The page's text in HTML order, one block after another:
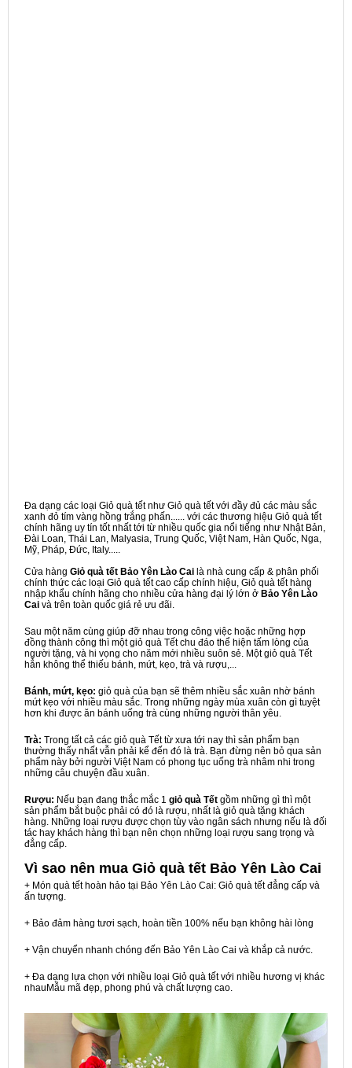
Đa dạng các loại Giỏ quà tết như Giỏ quà tết với đầy đủ các màu sắc
xanh đỏ tím vàng hồng trắng phấn...... với các thương hiệu Giỏ quà tết
chính hãng uy tín tốt nhất tới từ nhiều quốc gia nổi tiếng như Nhật Bản,
Đài Loan, Thái Lan, Malyasia, Trung Quốc, Việt Nam, Hàn Quốc, Nga,
Mỹ, Pháp, Đức, Italy.....
Cửa hàng Giỏ quà tết Bảo Yên Lào Cai là nhà cung cấp & phân phối
chính thức các loại Giỏ quà tết cao cấp chính hiệu, Giỏ quà tết hàng
nhập khẩu chính hãng cho nhiều cửa hàng đại lý lớn ở Bảo Yên Lào
Cai và trên toàn quốc giá rẻ ưu đãi.
Sau một năm cùng giúp đỡ nhau trong công việc hoặc những hợp
đồng thành công thì một giỏ quà Tết chu đáo thể hiện tấm lòng của
người tặng, và hi vọng cho năm mới nhiều suôn sẻ. Một giỏ quà Tết
hẳn không thể thiếu bánh, mứt, kẹo, trà và rượu,...
Bánh, mứt, kẹo: giỏ quà của bạn sẽ thêm nhiều sắc xuân nhờ bánh
mứt kẹo với nhiều màu sắc. Trong những ngày mùa xuân còn gì tuyệt
hơn khi được ăn bánh uống trà cùng những người thân yêu.
Trà: Trong tất cả các giỏ quà Tết từ xưa tới nay thì sản phẩm bạn
thường thấy nhất vẫn phải kể đến đó là trà. Bạn đừng nên bỏ qua sản
phẩm này bởi người Việt Nam có phong tục uống trà nhâm nhi trong
những câu chuyện đầu xuân.
Rượu: Nếu bạn đang thắc mắc 1 giỏ quà Tết gồm những gì thì một
sản phẩm bắt buộc phải có đó là rượu, nhất là giỏ quà tặng khách
hàng. Những loại rượu được chọn tùy vào ngân sách nhưng nếu là đối
tác hay khách hàng thì bạn nên chọn những loại rượu sang trọng và
đẳng cấp.
Vì sao nên mua Giỏ quà tết Bảo Yên Lào Cai
+ Món quà tết hoàn hảo tại Bảo Yên Lào Cai: Giỏ quà tết đẳng cấp và
ấn tượng.
+ Bảo đảm hàng tươi sạch, hoàn tiền 100% nếu bạn không hài lòng
+ Vận chuyển nhanh chóng đến Bảo Yên Lào Cai và khắp cả nước.
+ Đa dạng lựa chọn với nhiều loại Giỏ quà tết với nhiều hương vị khác
nhauMẫu mã đẹp, phong phú và chất lượng cao.